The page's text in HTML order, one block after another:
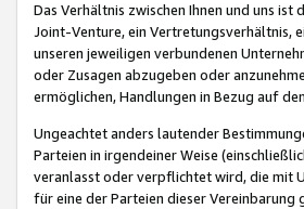
Das Verhältnis zwischen Ihnen und uns
Joint-Venture, ein Vertretungsverhältnis,
unseren jeweiligen verbundenen
oder Zusagen abzugeben oder
ermöglichen, Handlungen in Bezug auf
Ungeachtet anders lautender
Parteien in irgendeiner Weise
veranlasst oder verpflichtet wird, die mit
für eine der Parteien dieser Vereinbarung